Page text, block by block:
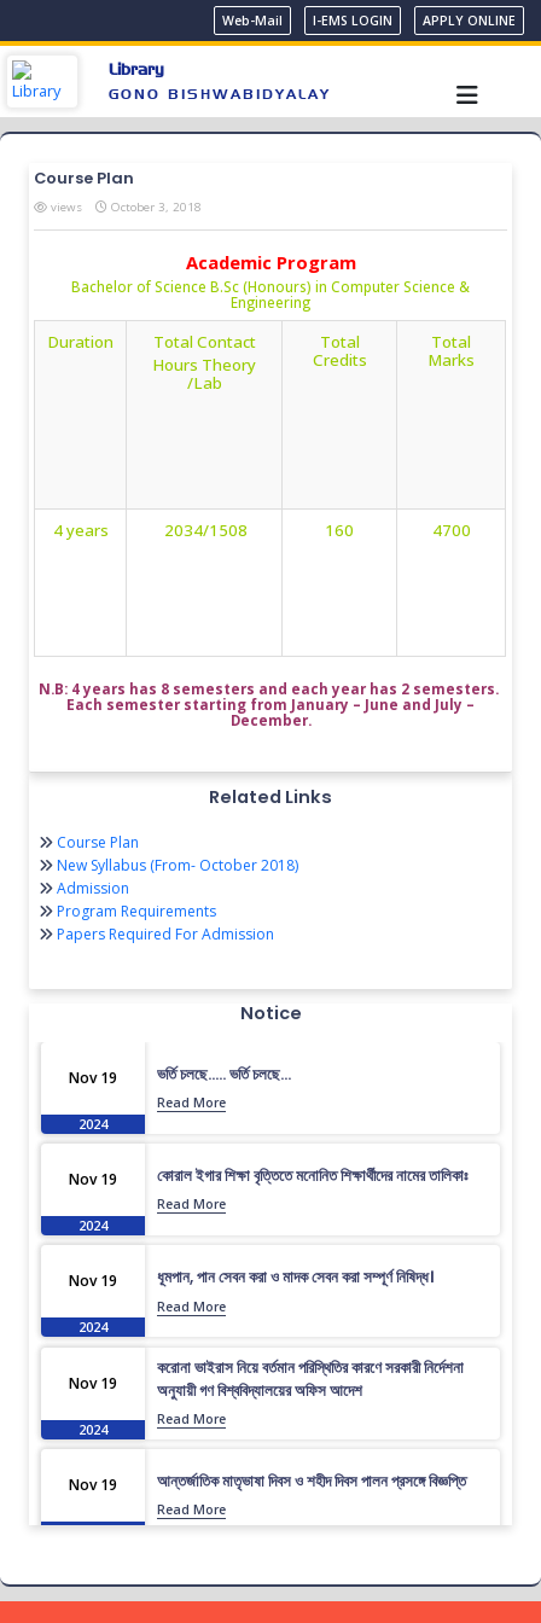
Web-Mail I-EMS LOGIN APPLY ONLINE
Library
GONO BISHWABIDYALAY
Course Plan
views October 3, 2018
Academic Program
Bachelor of Science B.Sc (Honours) in Computer Science &
Engineering
Duration
Total Contact
Hours Theory
/Lab
Total
Credits
Total
Marks
4 years 2034/1508 160 4700
N.B: 4 years has 8 semesters and each year has 2 semesters.
Each semester starting from January – June and July –
December.
Related Links
Course Plan
New Syllabus (From- October 2018)
Admission
Program Requirements
Papers Required For Admission
Notice
Nov 19
2024
ভর্তি চলছে….. ভর্তি চলছে…
Read More
Nov 19
2024
কোরাল ইগার শিক্ষা বৃত্তিতে মনোনিত শিক্ষার্থীদের নামের তালিকাঃ
Read More
Nov 19
2024
ধূমপান, পান সেবন করা ও মাদক সেবন করা সম্পূর্ণ নিষিদ্ধ।
Read More
Nov 19
2024
করোনা ভাইরাস নিয়ে বর্তমান পরিস্থিতির কারণে সরকারী নির্দেশনা
অনুযায়ী গণ বিশ্ববিদ্যালয়ের অফিস আদেশ
Read More
Nov 19
2024
আন্তর্জাতিক মাতৃভাষা দিবস ও শহীদ দিবস পালন প্রসঙ্গে বিজ্ঞপ্তি
Read More
Nov 19
২০২৩) বিজ্ঞপ্তি